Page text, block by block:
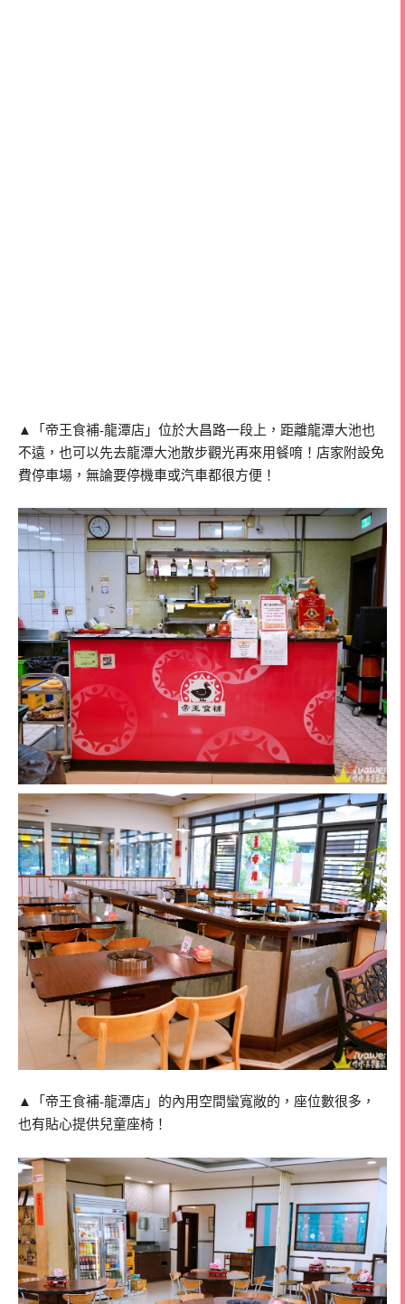
▲「帝王食補-龍潭店」位於大昌路一段上，距離龍潭大池也
不遠，也可以先去龍潭大池散步觀光再來用餐唷！店家附設免
費停車場，無論要停機車或汽車都很方便！
▲「帝王食補-龍潭店」的內用空間蠻寬敞的，座位數很多，
也有貼心提供兒童座椅！